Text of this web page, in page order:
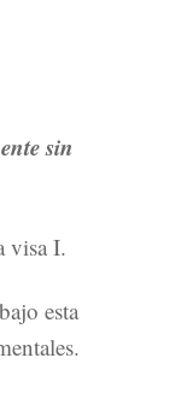
sin
visa I.
esta